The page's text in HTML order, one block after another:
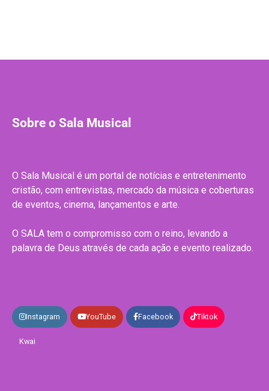
Sobre o Sala Musical
O Sala Musical é um portal de notícias e entretenimento
cristão, com entrevistas, mercado da música e coberturas
de eventos, cinema, lançamentos e arte.
O SALA tem o compromisso com o reino, levando a
palavra de Deus através de cada ação e evento realizado.
Instagram YouTube Facebook Tiktok
Kwai